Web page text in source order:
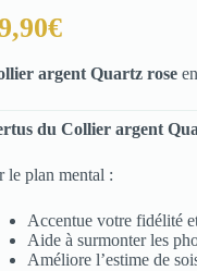
€
argent Quartz rose
du Collier argent
le plan mental :
Accentue votre fidélité
Aide à surmonter les
Améliore l’estime de